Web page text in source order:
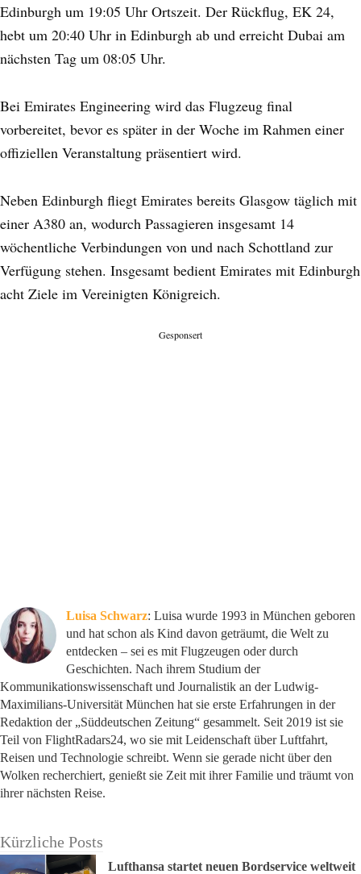
Edinburgh um 19:05 Uhr Ortszeit. Der Rückflug, EK 24,
hebt um 20:40 Uhr in Edinburgh ab und erreicht Dubai am
nächsten Tag um 08:05 Uhr.
Bei Emirates Engineering wird das Flugzeug final
vorbereitet, bevor es später in der Woche im Rahmen einer
offiziellen Veranstaltung präsentiert wird.
Neben Edinburgh fliegt Emirates bereits Glasgow täglich mit
einer A380 an, wodurch Passagieren insgesamt 14
wöchentliche Verbindungen von und nach Schottland zur
Verfügung stehen. Insgesamt bedient Emirates mit Edinburgh
acht Ziele im Vereinigten Königreich.
Gesponsert
Luisa Schwarz: Luisa wurde 1993 in München geboren
und hat schon als Kind davon geträumt, die Welt zu
entdecken – sei es mit Flugzeugen oder durch
Geschichten. Nach ihrem Studium der
Kommunikationswissenschaft und Journalistik an der Ludwig-
Maximilians-Universität München hat sie erste Erfahrungen in der
Redaktion der „Süddeutschen Zeitung“ gesammelt. Seit 2019 ist sie
Teil von FlightRadars24, wo sie mit Leidenschaft über Luftfahrt,
Reisen und Technologie schreibt. Wenn sie gerade nicht über den
Wolken recherchiert, genießt sie Zeit mit ihrer Familie und träumt von
ihrer nächsten Reise.
Kürzliche Posts
Lufthansa startet neuen Bordservice weltweit